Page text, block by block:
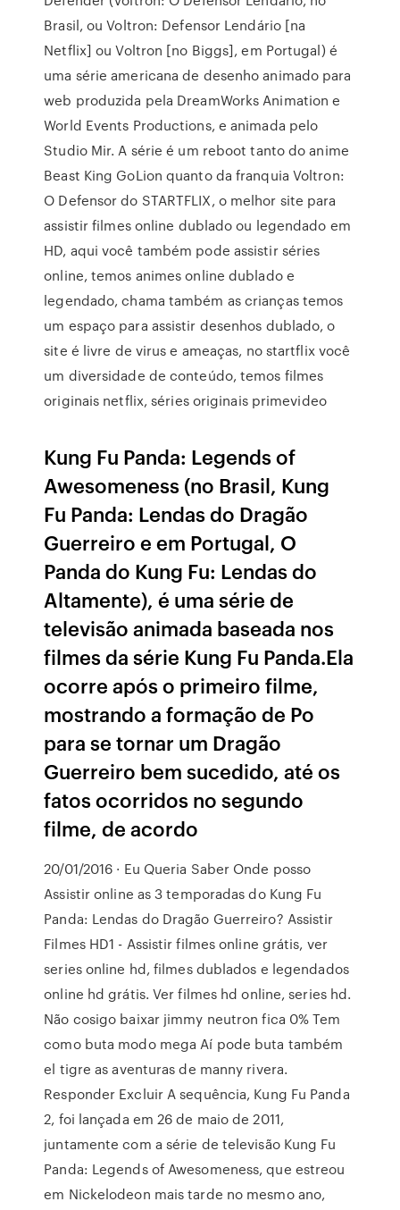
Brasil, ou Voltron: Defensor Lendário [na
Netflix] ou Voltron [no Biggs], em Portugal) é
uma série americana de desenho animado para
web produzida pela DreamWorks Animation e
World Events Productions, e animada pelo
Studio Mir. A série é um reboot tanto do anime
Beast King GoLion quanto da franquia Voltron:
O Defensor do STARTFLIX, o melhor site para
assistir filmes online dublado ou legendado em
HD, aqui você também pode assistir séries
online, temos animes online dublado e
legendado, chama também as crianças temos
um espaço para assistir desenhos dublado, o
site é livre de virus e ameaças, no startflix você
um diversidade de conteúdo, temos filmes
originais netflix, séries originais primevideo
Kung Fu Panda: Legends of
Awesomeness (no Brasil, Kung
Fu Panda: Lendas do Dragão
Guerreiro e em Portugal, O
Panda do Kung Fu: Lendas do
Altamente), é uma série de
televisão animada baseada nos
filmes da série Kung Fu Panda.Ela
ocorre após o primeiro filme,
mostrando a formação de Po
para se tornar um Dragão
Guerreiro bem sucedido, até os
fatos ocorridos no segundo
filme, de acordo
20/01/2016 · Eu Queria Saber Onde posso
Assistir online as 3 temporadas do Kung Fu
Panda: Lendas do Dragão Guerreiro? Assistir
Filmes HD1 - Assistir filmes online grátis, ver
series online hd, filmes dublados e legendados
online hd grátis. Ver filmes hd online, series hd.
Não cosigo baixar jimmy neutron fica 0% Tem
como buta modo mega Aí pode buta também
el tigre as aventuras de manny rivera.
Responder Excluir A sequência, Kung Fu Panda
2, foi lançada em 26 de maio de 2011,
juntamente com a série de televisão Kung Fu
Panda: Legends of Awesomeness, que estreou
em Nickelodeon mais tarde no mesmo ano,